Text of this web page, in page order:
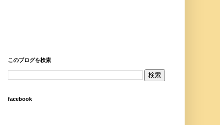
このブログを検索
facebook